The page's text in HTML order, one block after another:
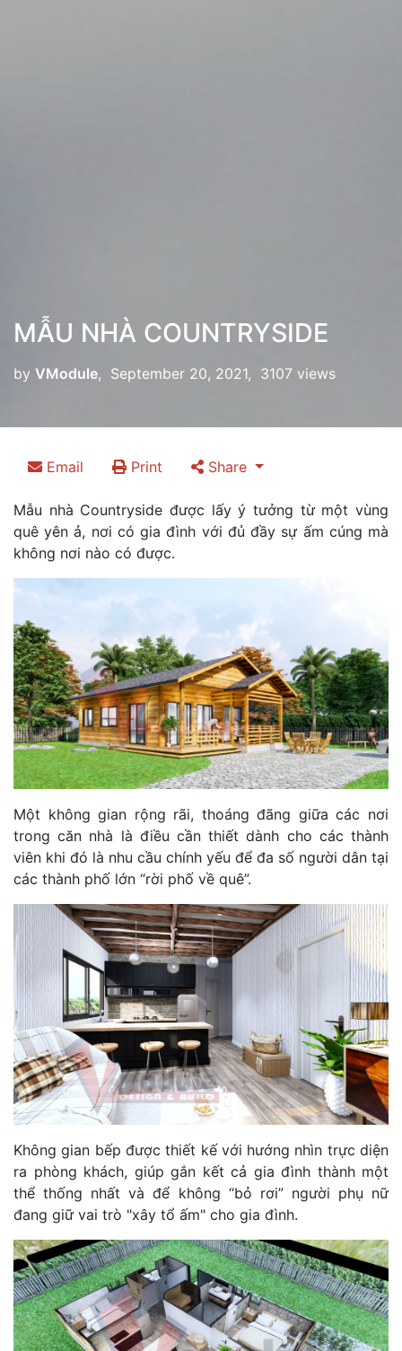
MẪU NHÀ COUNTRYSIDE
by VModule, September 20, 2021, 3107 views
Email Print Share
Mẫu nhà Countryside được lấy ý tưởng từ một vùng
quê yên ả, nơi có gia đình với đủ đầy sự ấm cúng mà
không nơi nào có được.
Một không gian rộng rãi, thoáng đãng giữa các nơi
trong căn nhà là điều cần thiết dành cho các thành
viên khi đó là nhu cầu chính yếu để đa số người dân tại
các thành phố lớn “rời phố về quê”.
Không gian bếp được thiết kế với hướng nhìn trực diện
ra phòng khách, giúp gắn kết cả gia đình thành một
thể thống nhất và để không “bỏ rơi” người phụ nữ
đang giữ vai trò "xây tổ ấm" cho gia đình.